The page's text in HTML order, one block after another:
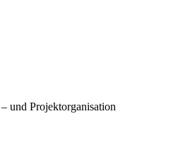
und Projektorganisation